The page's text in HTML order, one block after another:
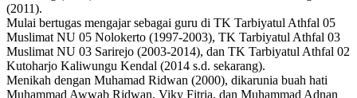
(2011).
Mulai bertugas mengajar sebagai guru di TK Tarbiyatul Athfal 05
Muslimat NU 05 Nolokerto (1997-2003), TK Tarbiyatul Athfal 03
Muslimat NU 03 Sarirejo (2003-2014), dan TK Tarbiyatul Athfal 02
Kutoharjo Kaliwungu Kendal (2014 s.d. sekarang).
Menikah dengan Muhamad Ridwan (2000), dikarunia buah hati
Muhammad Awwab Ridwan, Viky Fitria, dan Muhammad Adnan